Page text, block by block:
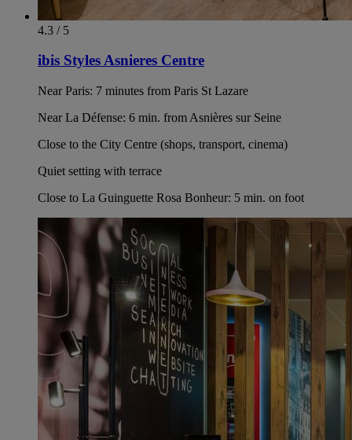
4.3 / 5
ibis Styles Asnieres Centre
Near Paris: 7 minutes from Paris St Lazare
Near La Défense: 6 min. from Asnières sur Seine
Close to the City Centre (shops, transport, cinema)
Quiet setting with terrace
Close to La Guinguette Rosa Bonheur: 5 min. on foot